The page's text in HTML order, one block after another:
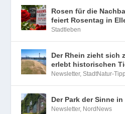
Rosen für die
feiert Rosentag in
Stadtleben
Der Rhein zieht sich
erlebt historischen
Newsletter,StadtNatur-Tipp
Der Park der Sinne
Newsletter, NordNews